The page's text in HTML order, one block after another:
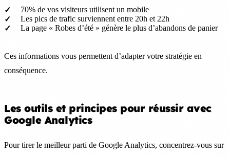
70% de vos visiteurs utilisent un mobile
Les pics de trafic surviennent entre 20h et 22h
La page « Robes d’été » génère le plus d’abandons de panier
Ces informations vous permettent d’adapter votre stratégie en
conséquence.
Les outils et principes pour réussir avec
Google Analytics
Pour tirer le meilleur parti de Google Analytics, concentrez-vous sur